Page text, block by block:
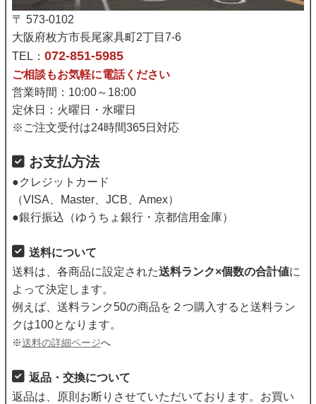
〒 573-0102
大阪府枚方市長尾家具町2丁目7-6
TEL： 072-851-5985
ご相談もお気軽に電話ください
営業時間：10:00～18:00
定休日：火曜日・水曜日
※ご注文受付は24時間365日対応
お支払方法
●クレジットカード
（VISA、Master、JCB、Amex）
●銀行振込（ゆうちょ銀行・京都信用金庫）
送料について
送料は、各商品に設定された送料ランク×個数の合計値に
よって決定します。
例えば、送料ランク50の商品を２つ購入すると送料ラン
クは100となります。
※送料の詳細ページへ
返品・交換について
返品は、原則お断りさせていただいております。お買い